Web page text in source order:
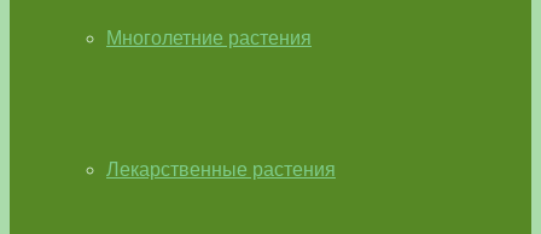
Многолетние растения
Лекарственные растения